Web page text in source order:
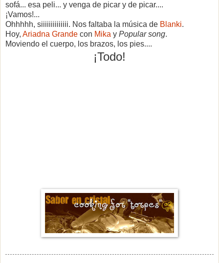
sofá... esa peli... y venga de picar y de picar....
¡Vamos!...
Ohhhhh, siiiiiiiiiiiiii. Nos faltaba la música de Blanki.
Hoy, Ariadna Grande con Mika y Popular song.
Moviendo el cuerpo, los brazos, los pies....
¡Todo!